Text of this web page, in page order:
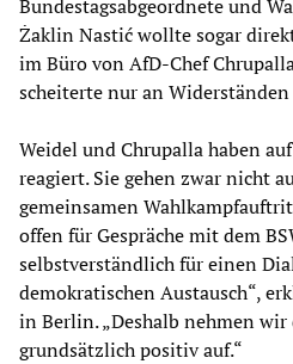
Bundestagsabgeordnete und
Żaklin Nastić wollte sogar
im Büro von AfD-Chef
scheiterte nur an
Weidel und Chrupalla haben
reagiert. Sie gehen zwar nicht
gemeinsamen
offen für Gespräche mit dem
selbstverständlich für einen
demokratischen Austausch“,
in Berlin. „Deshalb nehmen
grundsätzlich positiv auf.“